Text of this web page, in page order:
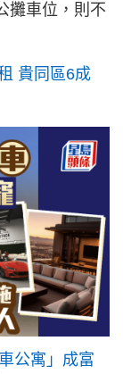
攤車位，則不
貴同區6成
公寓」成富